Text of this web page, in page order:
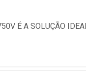
É A SOLUÇÃO